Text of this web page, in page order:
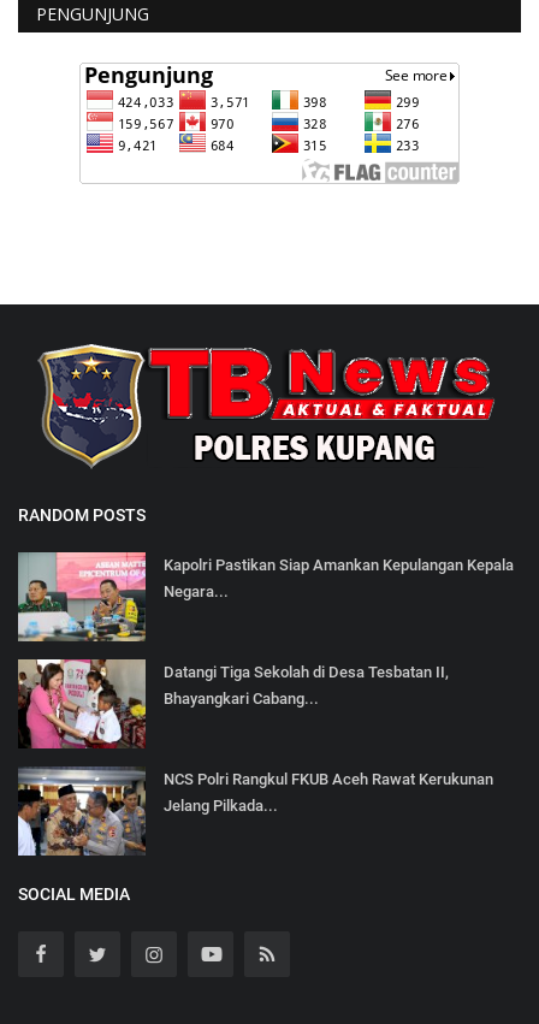
PENGUNJUNG
RANDOM POSTS
Kapolri Pastikan Siap Amankan Kepulangan Kepala
Negara...
Datangi Tiga Sekolah di Desa Tesbatan II,
Bhayangkari Cabang...
NCS Polri Rangkul FKUB Aceh Rawat Kerukunan
Jelang Pilkada...
SOCIAL MEDIA